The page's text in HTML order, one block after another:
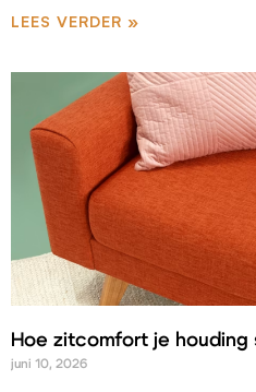
LEES VERDER »
Hoe zitcomfort je
juni 10, 2026